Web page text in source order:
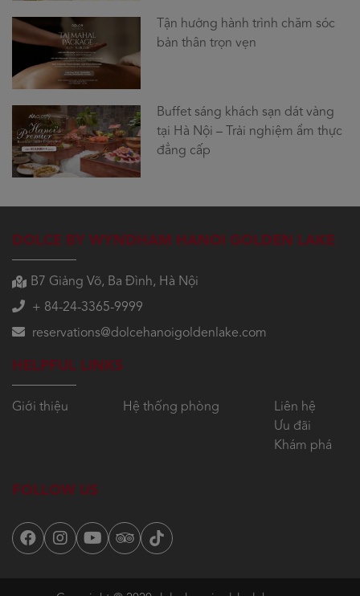
Tận hưởng hành trình chăm sóc
bản thân trọn vẹn
Buffet sáng khách sạn dát vàng
tại Hà Nội – Trải nghiệm ẩm thực
đẳng cấp
DOLCE BY WYNDHAM HANOI GOLDEN LAKE
B7 Giảng Võ, Ba Đình, Hà Nội
+ 84-24-3365-9999
reservations@dolcehanoigoldenlake.com
HELPFUL LINKS
Giới thiệu Hệ thống phòng
Liên hệ
Ưu đãi
Khám phá
FOLLOW US